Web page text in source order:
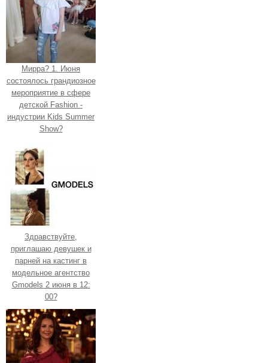
Мирра? 1. Июня
состоялось грандиозное
мероприятие в сфере
детской Fashion -
индустрии Kids Summer
Show?
Здравствуйте,
приглашаю девушек и
парней на кастинг в
модельное агентство
Gmodels 2 июня в 12:
00?